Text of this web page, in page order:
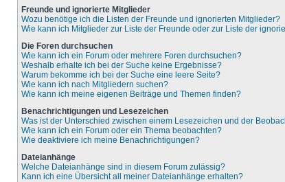
Freunde und ignorierte Mitglieder
Wozu benötige ich die Listen der Freunde und ignorierten Mitglieder?
Wie kann ich Mitglieder zur Liste der Freunde oder zur Liste der
Die Foren durchsuchen
Wie kann ich ein Forum oder mehrere Foren durchsuchen?
Weshalb erhalte ich bei der Suche keine Ergebnisse?
Warum bekomme ich bei der Suche eine leere Seite?
Wie kann ich nach Mitgliedern suchen?
Wie kann ich meine eigenen Beiträge und Themen finden?
Benachrichtigungen und Lesezeichen
Was ist der Unterschied zwischen einem Lesezeichen und der
Wie kann ich ein Forum oder ein Thema beobachten?
Wie deaktiviere ich meine Benachrichtigungen?
Dateianhänge
Welche Dateianhänge sind in diesem Forum zulässig?
Kann ich eine Übersicht all meiner Dateianhänge erhalten?